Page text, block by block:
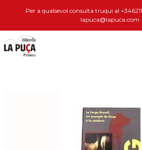
Per a qualsevol consulta truqui al
lapuca@lapuca.com